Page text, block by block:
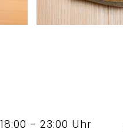
18:00 - 23:00 Uhr